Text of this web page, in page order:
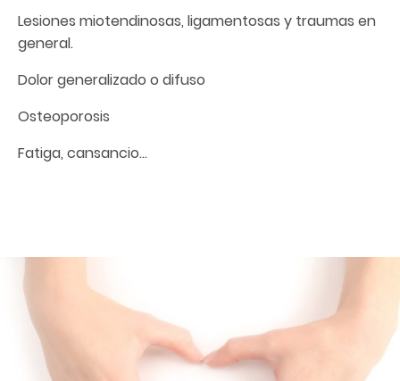
Lesiones miotendinosas, ligamentosas y traumas en
general.
Dolor generalizado o difuso
Osteoporosis
Fatiga, cansancio…